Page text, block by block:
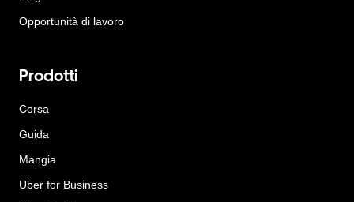
Opportunità di lavoro
Prodotti
Corsa
Guida
Mangia
Uber for Business